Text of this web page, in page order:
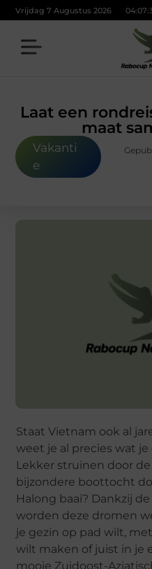
Vrijdag 7 Augustus 2026
Laat een
maat
Vakanti
e
Staat Vietnam ook al
weet je al precies wat
Lekker struinen door
bijzondere boottocht
Halong baai? Dankzij
worden deze dromen
je gezin op pad wilt,
wilt maken of juist in je
mooie Zuidoost-